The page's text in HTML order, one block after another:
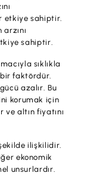
etkiye sahiptir.
sahiptir.
sıklıkla
faktördür.
azalır. Bu
korumak için
ve altın fiyatını
ilişkilidir.
ekonomik
unsurlardır.